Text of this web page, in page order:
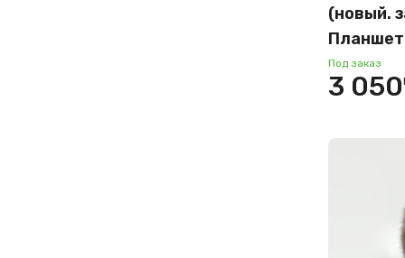
(новый.
Планшет
Tab S9+
12GB/
Под заказ
3 050